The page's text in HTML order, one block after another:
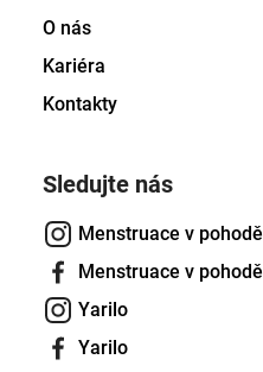
O nás
Kariéra
Kontakty
Sledujte nás
Menstruace v pohodě
Menstruace v pohodě
Yarilo
Yarilo